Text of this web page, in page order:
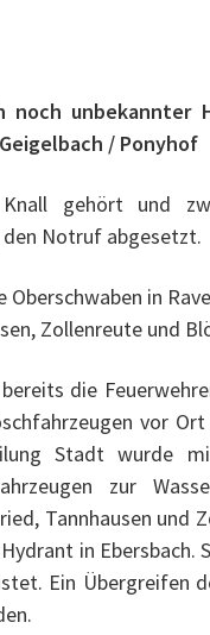
noch unbekannter
/ Ponyhof
gehört und
Notruf abgesetzt.
in
Zollenreute und
die
vor
Stadt wurde
zur
Tannhausen und
in Ebersbach.
Ein Übergreifen